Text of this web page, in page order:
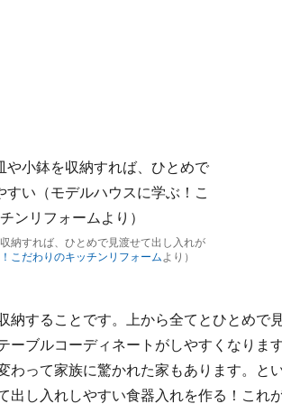
納すれば、ひとめで見渡せて出し入れが
こだわりのキッチンリフォームより）
納することです。上から全てとひとめで
ーブルコーディネートがしやすくなりま
って家族に驚かれた家もあります。とい
出し入れしやすい食器入れを作る！これ